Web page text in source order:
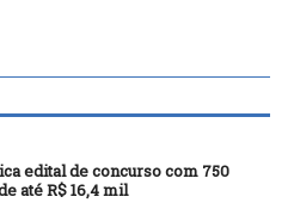
edital de concurso com 750
até R$ 16,4 mil